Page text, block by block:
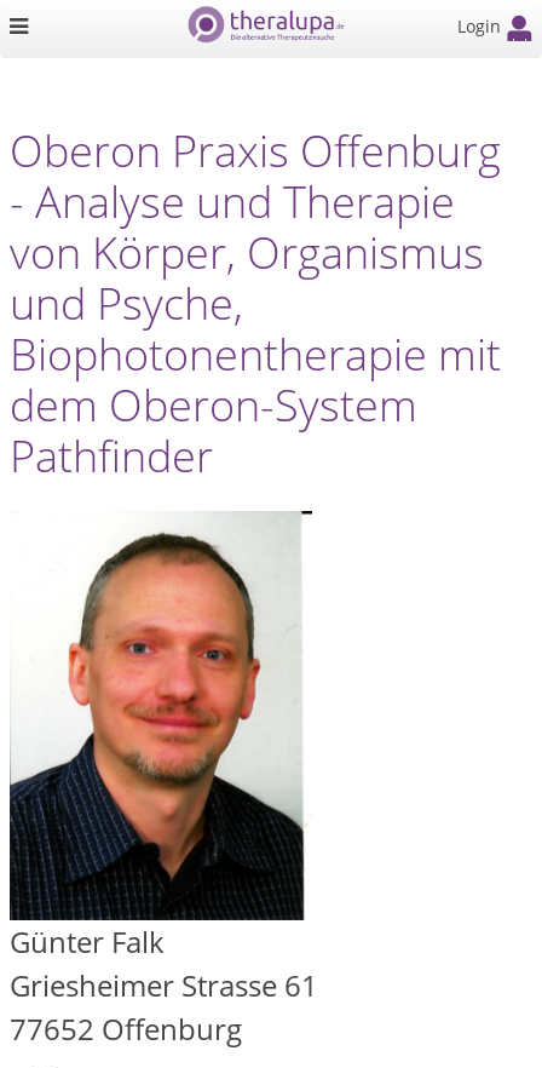
Login
Oberon Praxis Offenburg
- Analyse und Therapie
von Körper, Organismus
und Psyche,
Biophotonentherapie mit
dem Oberon-System
Pathfinder
Günter Falk
Griesheimer Strasse 61
77652 Offenburg